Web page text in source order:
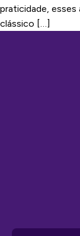
praticidade,
clássico […]